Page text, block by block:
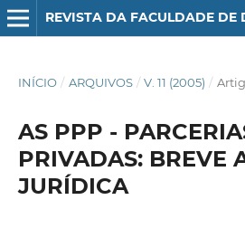
INÍCIO / ARQUIVOS / V. 11 (2005) /
AS PPP -
PRIVADAS: BREVE
JURÍDICA